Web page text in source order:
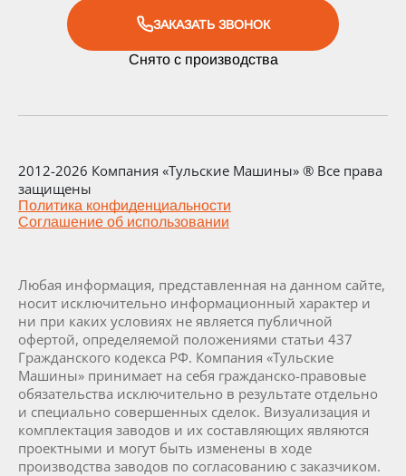
ЗАКАЗАТЬ ЗВОНОК
Снято с производства
2012-2026 Компания «Тульские Машины» ® Все права
защищены
Политика конфиденциальности
Соглашение об использовании
Любая информация, представленная на данном сайте,
носит исключительно информационный характер и
ни при каких условиях не является публичной
офертой, определяемой положениями статьи 437
Гражданского кодекса РФ. Компания «Тульские
Машины» принимает на себя гражданско-правовые
обязательства исключительно в результате отдельно
и специально совершенных сделок. Визуализация и
комплектация заводов и их составляющих являются
проектными и могут быть изменены в ходе
производства заводов по согласованию с заказчиком.